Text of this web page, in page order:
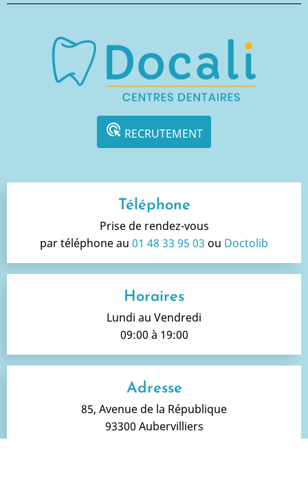
ads_click RECRUTEMENT
Téléphone
Prise de rendez-vous
par téléphone au 01 48 33 95 03 ou Doctolib
Horaires
Lundi au Vendredi
09:00 à 19:00
Adresse
85, Avenue de la République
93300 Aubervilliers